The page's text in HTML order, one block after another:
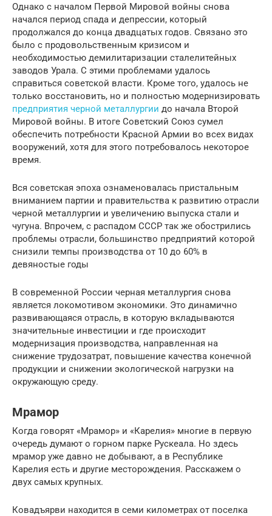
Однако с началом Первой Мировой войны снова
начался период спада и депрессии, который
продолжался до конца двадцатых годов. Связано это
было с продовольственным кризисом и
необходимостью демилитаризации сталелитейных
заводов Урала. С этими проблемами удалось
справиться советской власти. Кроме того, удалось не
только восстановить, но и полностью модернизировать
предприятия черной металлургии до начала Второй
Мировой войны. В итоге Советский Союз сумел
обеспечить потребности Красной Армии во всех видах
вооружений, хотя для этого потребовалось некоторое
время.
Вся советская эпоха ознаменовалась пристальным
вниманием партии и правительства к развитию отрасли
черной металлургии и увеличению выпуска стали и
чугуна. Впрочем, с распадом СССР так же обострились
проблемы отрасли, большинство предприятий которой
снизили темпы производства от 10 до 60% в
девяностые годы
В современной России черная металлургия снова
является локомотивом экономики. Это динамично
развивающаяся отрасль, в которую вкладываются
значительные инвестиции и где происходит
модернизация производства, направленная на
снижение трудозатрат, повышение качества конечной
продукции и снижении экологической нагрузки на
окружающую среду.
Мрамор
Когда говорят «Мрамор» и «Карелия» многие в первую
очередь думают о горном парке Рускеала. Но здесь
мрамор уже давно не добывают, а в Республике
Карелия есть и другие месторождения. Расскажем о
двух самых крупных.
Ковадъярви находится в семи километрах от поселка